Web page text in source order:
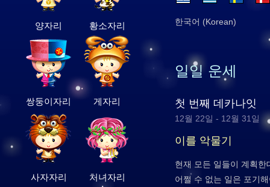
양자리 황소자리
쌍둥이자리 게자리
사자자리 처녀자리
한국어 (Korean)
일일 운세
첫 번째 데카나잇
12월 22일 - 12월 31일
이를 악물기
현재 모든 일들이 계획
어쩔 수 없는 일은 포기